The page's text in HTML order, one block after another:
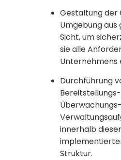
Gestaltung der
Umgebung
Sicht, um
sie alle
Unternehmens
Durchführung
innerhalb dieser
Struktur.